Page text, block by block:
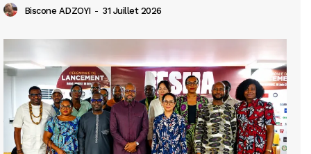
Biscone ADZOYI - 31 Juillet 2026